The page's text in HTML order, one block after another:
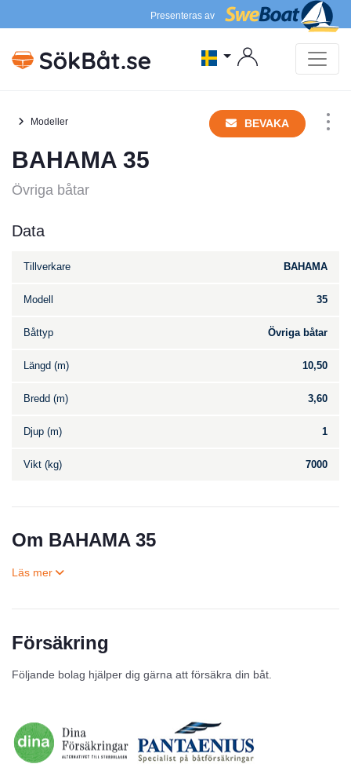
Presenteras av
Modeller BEVAKA
BAHAMA 35
Övriga båtar
Data
Tillverkare BAHAMA
Modell 35
Båttyp Övriga båtar
Längd (m) 10,50
Bredd (m) 3,60
Djup (m) 1
Vikt (kg) 7000
Om BAHAMA 35
Försäkring
Följande bolag hjälper dig gärna att försäkra din båt.